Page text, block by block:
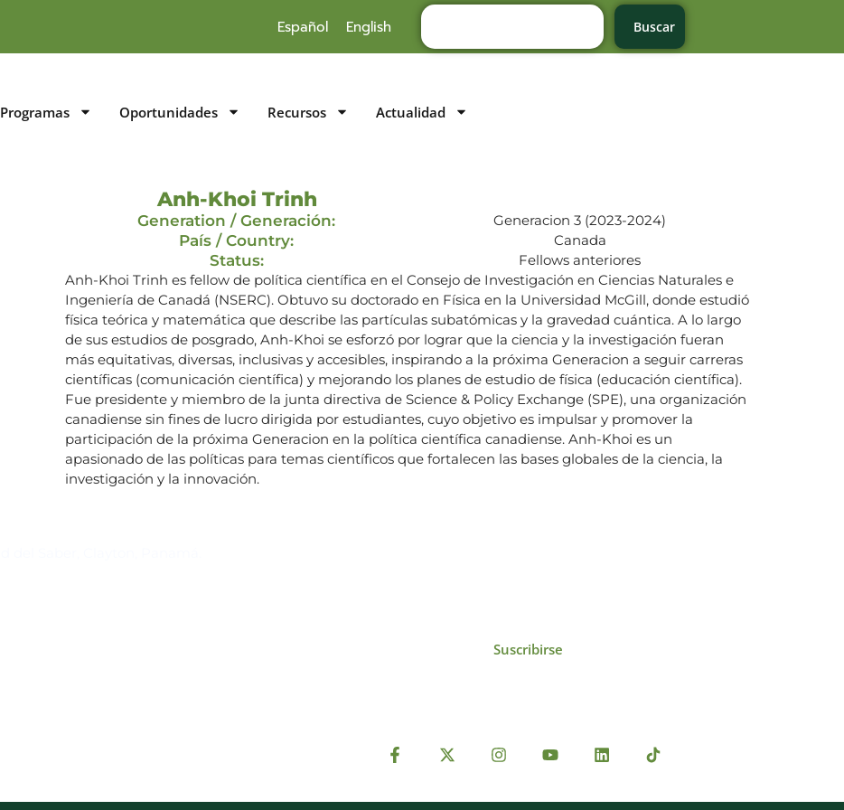
Español English Buscar
Programas Oportunidades Recursos Actualidad
Anh-Khoi Trinh
Generation / Generación: Generacion 3 (2023-2024)
País / Country: Canada
Status:
Fellows anteriores
Anh-Khoi Trinh es fellow de política científica en el Consejo de Investigación en Ciencias Naturales e
Ingeniería de Canadá (NSERC). Obtuvo su doctorado en Física en la Universidad McGill, donde estudió
física teórica y matemática que describe las partículas subatómicas y la gravedad cuántica. A lo largo
de sus estudios de posgrado, Anh-Khoi se esforzó por lograr que la ciencia y la investigación fueran
más equitativas, diversas, inclusivas y accesibles, inspirando a la próxima Generacion a seguir carreras
científicas (comunicación científica) y mejorando los planes de estudio de física (educación científica).
Fue presidente y miembro de la junta directiva de Science & Policy Exchange (SPE), una organización
canadiense sin fines de lucro dirigida por estudiantes, cuyo objetivo es impulsar y promover la
participación de la próxima Generacion en la política científica canadiense. Anh-Khoi es un
apasionado de las políticas para temas científicos que fortalecen las bases globales de la ciencia, la
investigación y la innovación.
Suscribirse